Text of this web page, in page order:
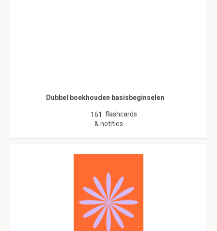
Dubbel boekhouden basisbeginselen
161 flashcards
& notities